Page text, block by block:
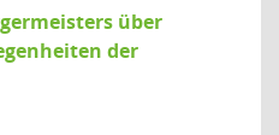
über
der